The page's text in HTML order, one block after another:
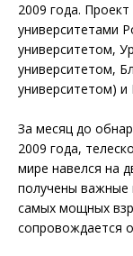
2009 года.
университетами
университетом,
университетом,
университетом)
За месяц до
2009 года,
мире навелся на
получены важные
самых мощных
сопровождается